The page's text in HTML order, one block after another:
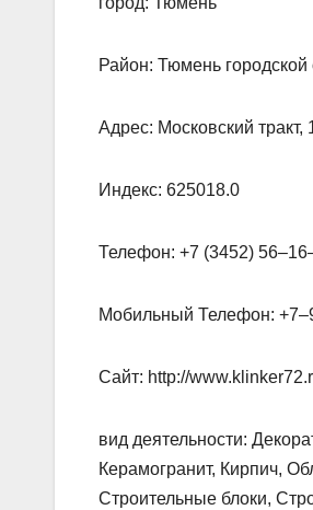
Район: Тюмень городской
Адрес: Московский тракт,
Индекс: 625018.0
Телефон: +7 (3452)
Мобильный Телефон:
Сайт: http://
вид деятельности:
Керамогранит, Кирпич,
Строительные блоки,